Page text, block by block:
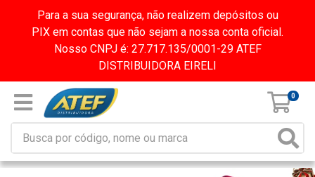
Para a sua segurança, não realizem depósitos ou
PIX em contas que não sejam a nossa conta oficial.
Nosso CNPJ é: 27.717.135/0001-29 ATEF
DISTRIBUIDORA EIRELI
0